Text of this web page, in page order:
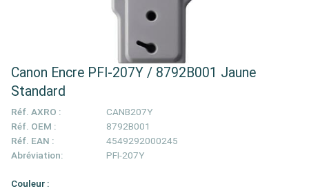
Canon Encre PFI-207Y / 8792B001 Jaune
Standard
Réf. AXRO :
CANB207Y
Réf. OEM :
8792B001
Réf. EAN :
4549292000245
Abréviation:
PFI-207Y
Couleur :